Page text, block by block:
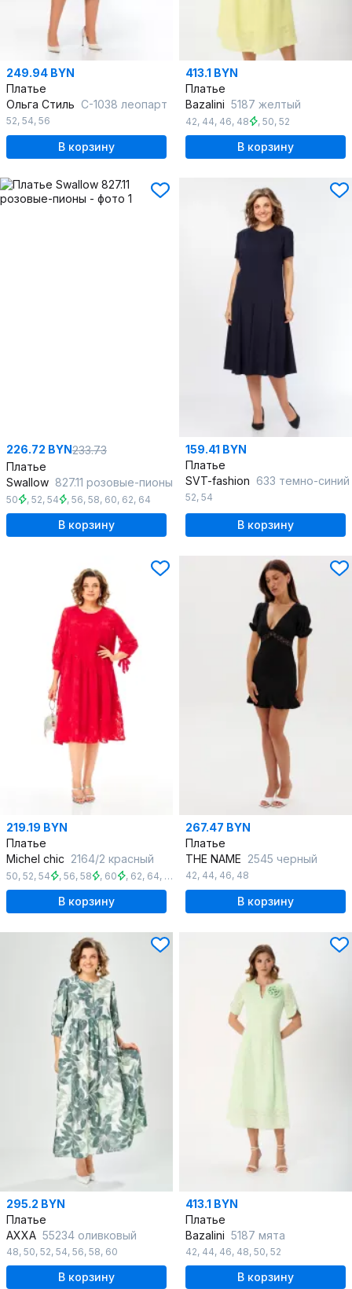
249.94 BYN
Платье
Ольга Стиль С-1038 леопарт
52, 54, 56
В корзину
413.1 BYN
Платье
Bazalini 5187 желтый
42, 44, 46, 48 , 50, 52
В корзину
226.72 BYN233.73
Платье
Swallow 827.11 розовые-пионы
50 , 52, 54 , 56, 58, 60, 62, 64
В корзину
159.41 BYN
Платье
SVT-fashion 633 темно-синий
52, 54
В корзину
219.19 BYN
Платье
Michel chic 2164/2 красный
50, 52, 54 , 56, 58 , 60 , 62, 64, 66
В корзину
267.47 BYN
Платье
THE NAME 2545 черный
42, 44, 46, 48
В корзину
295.2 BYN
Платье
AXXA 55234 оливковый
48, 50, 52, 54, 56, 58, 60
В корзину
413.1 BYN
Платье
Bazalini 5187 мята
42, 44, 46, 48, 50, 52
В корзину